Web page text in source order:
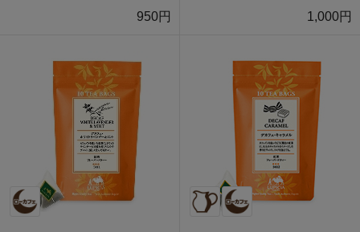
950円 1,000円